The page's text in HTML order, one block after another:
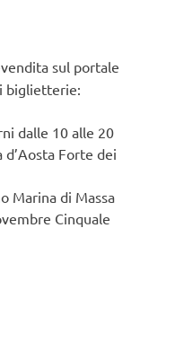
sul portale
biglietterie:
dalle 10 alle 20
d’Aosta Forte dei
Marina di Massa
Cinquale